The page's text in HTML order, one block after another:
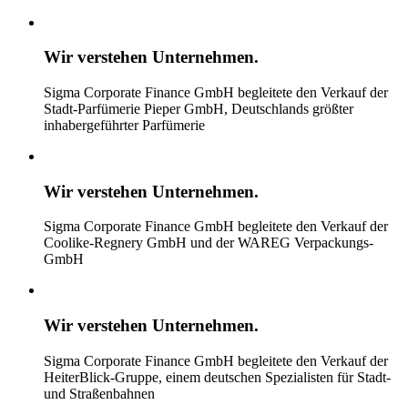
Wir verstehen Unternehmen.
Sigma Corporate Finance GmbH begleitete den Verkauf der
Stadt-Parfümerie Pieper GmbH, Deutschlands größter
inhabergeführter Parfümerie
Wir verstehen Unternehmen.
Sigma Corporate Finance GmbH begleitete den Verkauf der
Coolike-Regnery GmbH und der WAREG Verpackungs-
GmbH
Wir verstehen Unternehmen.
Sigma Corporate Finance GmbH begleitete den Verkauf der
HeiterBlick-Gruppe, einem deutschen Spezialisten für Stadt-
und Straßenbahnen